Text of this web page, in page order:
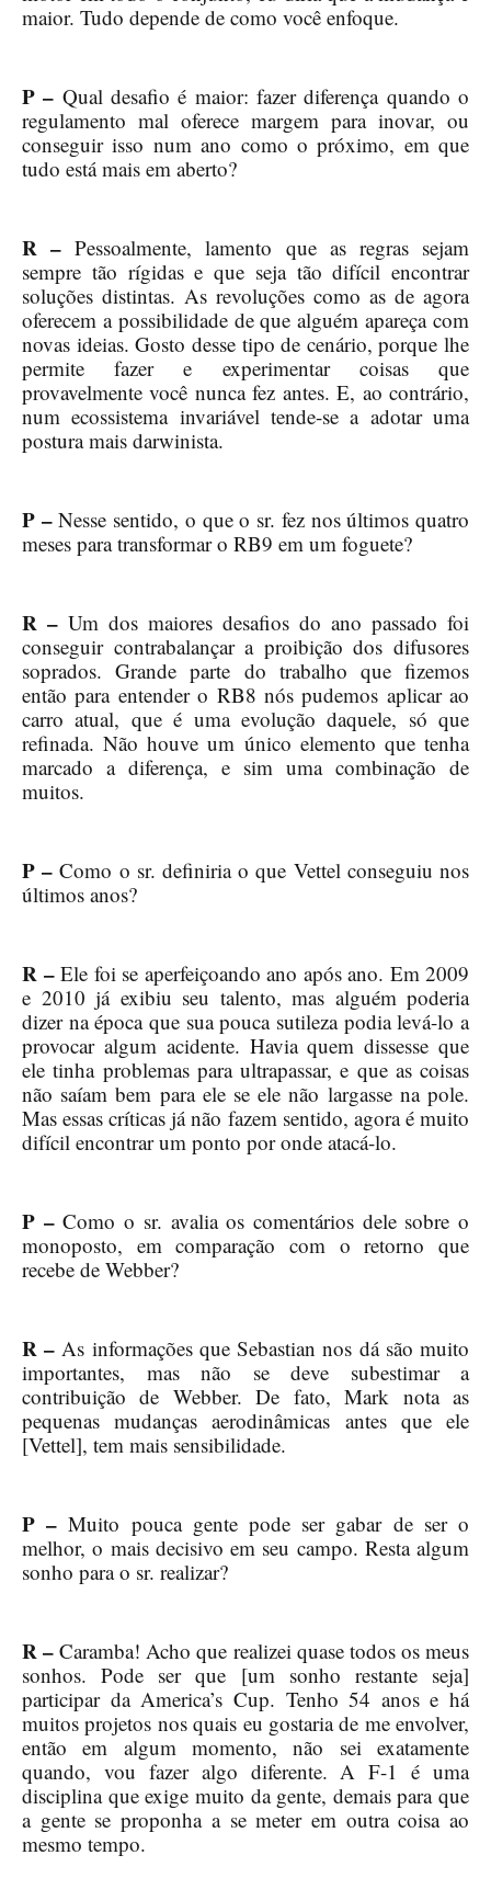
maior. Tudo depende de como você enfoque.
P – Qual desafio é maior: fazer diferença quando o
regulamento mal oferece margem para inovar, ou
conseguir isso num ano como o próximo, em que
tudo está mais em aberto?
R –Pessoalmente, lamento que as regras sejam
sempre tão rígidas e que seja tão difícil encontrar
soluções distintas. As revoluções como as de agora
oferecem a possibilidade de que alguém apareça com
novas ideias. Gosto desse tipo de cenário, porque lhe
permite fazer e experimentar coisas que
provavelmente você nunca fez antes. E, ao contrário,
num ecossistema invariável tende-se a adotar uma
postura mais darwinista.
P –Nesse sentido, o que o sr. fez nos últimos quatro
meses para transformar o RB9 em um foguete?
R – Um dos maiores desafios do ano passado foi
conseguir contrabalançar a proibição dos difusores
soprados. Grande parte do trabalho que fizemos
então para entender o RB8 nós pudemos aplicar ao
carro atual, que é uma evolução daquele, só que
refinada. Não houve um único elemento que tenha
marcado a diferença, e sim uma combinação de
muitos.
P –Como o sr. definiria o que Vettel conseguiu nos
últimos anos?
R – Ele foi se aperfeiçoando ano após ano. Em 2009
e 2010 já exibiu seu talento, mas alguém poderia
dizer na época que sua pouca sutileza podia levá-lo a
provocar algum acidente. Havia quem dissesse que
ele tinha problemas para ultrapassar, e que as coisas
não saíam bem para ele se ele não largasse na pole.
Mas essas críticas já não fazem sentido, agora é muito
difícil encontrar um ponto por onde atacá-lo.
P –Como o sr. avalia os comentários dele sobre o
monoposto, em comparação com o retorno que
recebe de Webber?
R –As informações que Sebastian nos dá são muito
importantes, mas não se deve subestimar a
contribuição de Webber. De fato, Mark nota as
pequenas mudanças aerodinâmicas antes que ele
[Vettel], tem mais sensibilidade.
P –Muito pouca gente pode ser gabar de ser o
melhor, o mais decisivo em seu campo. Resta algum
sonho para o sr. realizar?
R –Caramba! Acho que realizei quase todos os meus
sonhos. Pode ser que [um sonho restante seja]
participar da America’s Cup. Tenho 54 anos e há
muitos projetos nos quais eu gostaria de me envolver,
então em algum momento, não sei exatamente
quando, vou fazer algo diferente. A F-1 é uma
disciplina que exige muito da gente, demais para que
a gente se proponha a se meter em outra coisa ao
mesmo tempo.